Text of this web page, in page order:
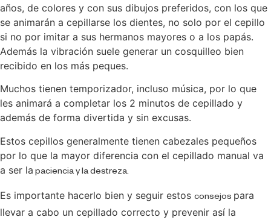
años, de colores y con sus dibujos preferidos, con los que
se animarán a cepillarse los dientes, no solo por el cepillo
si no por imitar a sus hermanos mayores o a los papás.
Además la vibración suele generar un cosquilleo bien
recibido en los más peques.
Muchos tienen temporizador, incluso música, por lo que
les animará a completar los 2 minutos de cepillado y
además de forma divertida y sin excusas.
Estos cepillos generalmente tienen cabezales pequeños
por lo que la mayor diferencia con el cepillado manual va
a ser la paciencia y la destreza.
Es importante hacerlo bien y seguir estos consejos para
llevar a cabo un cepillado correcto y prevenir así la